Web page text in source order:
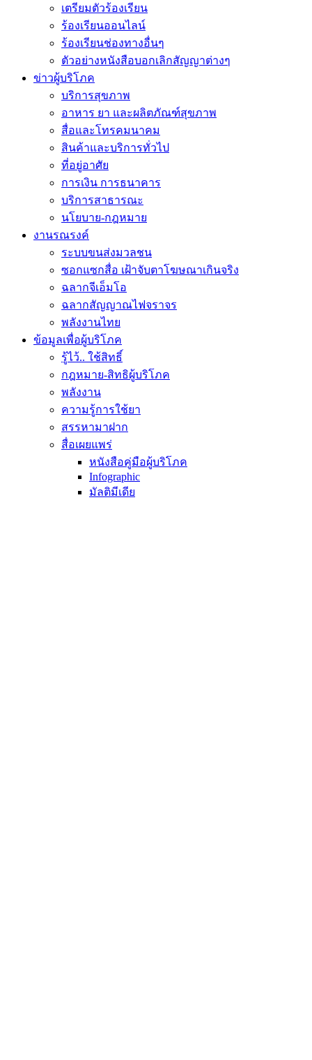
เตรียมตัวร้องเรียน
ร้องเรียนออนไลน์
ร้องเรียนช่องทางอื่นๆ
ตัวอย่างหนังสือบอกเลิกสัญญาต่างๆ
ข่าวผู้บริโภค
บริการสุขภาพ
อาหาร ยา และผลิตภัณฑ์สุขภาพ
สื่อและโทรคมนาคม
สินค้าและบริการทั่วไป
ที่อยู่อาศัย
การเงิน การธนาคาร
บริการสาธารณะ
นโยบาย-กฎหมาย
งานรณรงค์
ระบบขนส่งมวลชน
ซอกแซกสื่อ เฝ้าจับตาโฆษณาเกินจริง
ฉลากจีเอ็มโอ
ฉลากสัญญาณไฟจราจร
พลังงานไทย
ข้อมูลเพื่อผู้บริโภค
รู้ไว้.. ใช้สิทธิ์
กฎหมาย-สิทธิผู้บริโภค
พลังงาน
ความรู้การใช้ยา
สรรหามาฝาก
สื่อเผยแพร่
หนังสือคู่มือผู้บริโภค
Infographic
มัลติมีเดีย